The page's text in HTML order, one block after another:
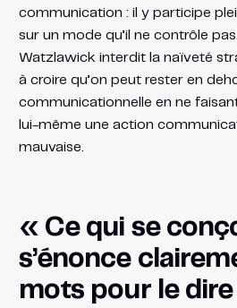
communication : il y participe
sur un mode qu’il ne contrôle
Watzlawick interdit la naïveté
à croire qu’on peut rester en
communicationnelle en ne
lui-même une action
mauvaise.
« Ce qui se
s’énonce
mots pour le